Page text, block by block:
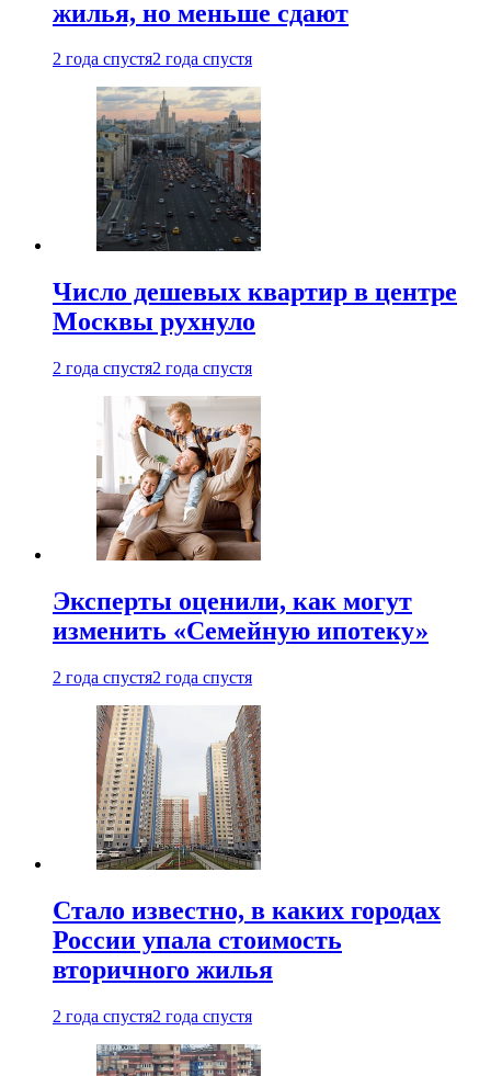
жилья, но меньше сдают
2 года спустя2 года спустя
Число дешевых квартир в центре
Москвы рухнуло
2 года спустя2 года спустя
Эксперты оценили, как могут
изменить «Семейную ипотеку»
2 года спустя2 года спустя
Стало известно, в каких городах
России упала стоимость
вторичного жилья
2 года спустя2 года спустя